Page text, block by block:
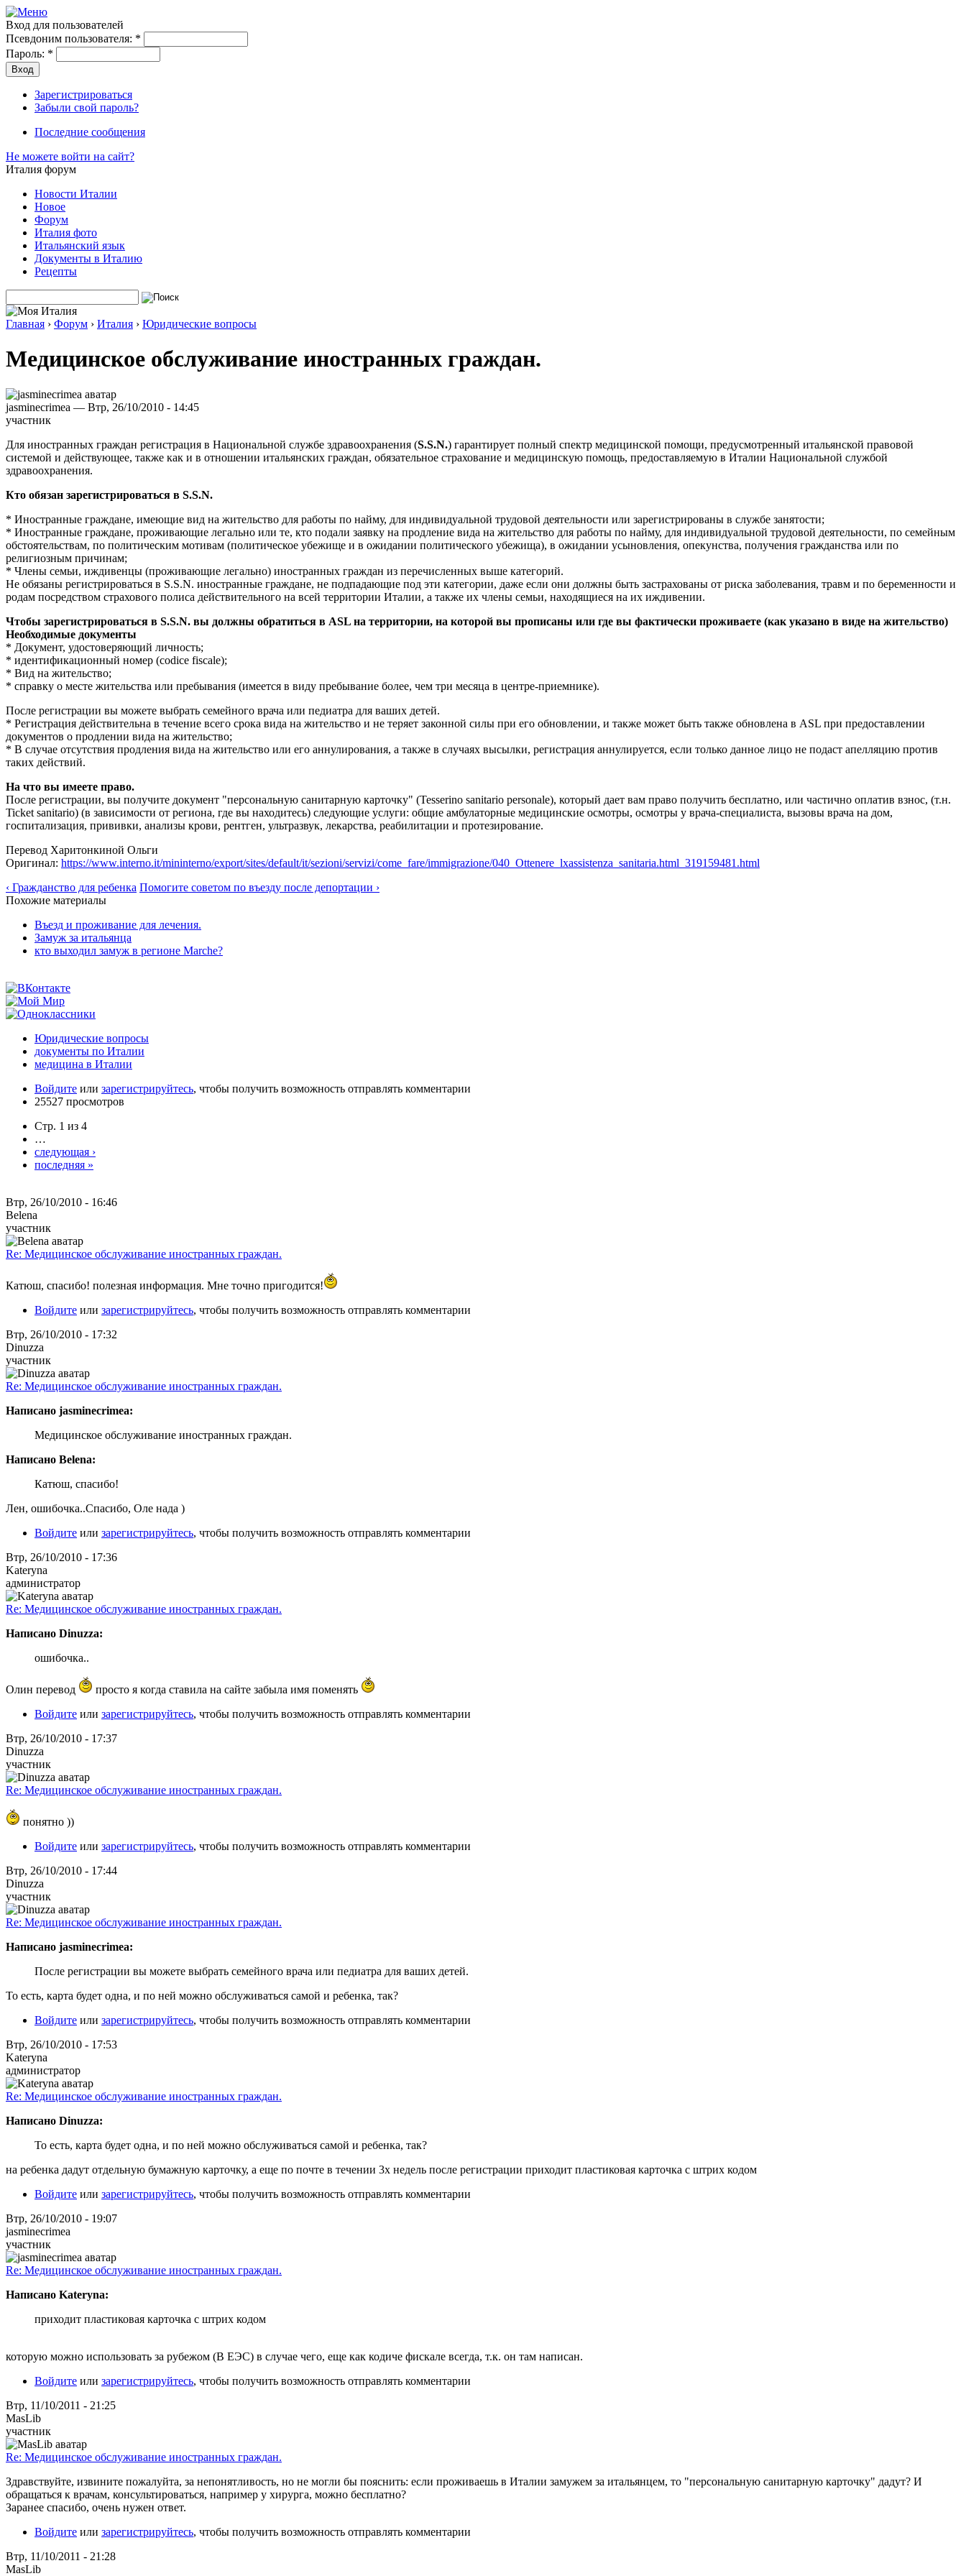
Вход для пользователей
Псевдоним пользователя: *
Пароль: *
Зарегистрироваться
Забыли свой пароль?
Последние сообщения
Не можете войти на сайт?
Италия форум
Новости Италии
Новое
Форум
Италия фото
Итальянский язык
Документы в Италию
Рецепты
Главная › Форум › Италия › Юридические вопросы
Медицинское обслуживание иностранных граждан.
jasminecrimea — Втр, 26/10/2010 - 14:45
участник
Для иностранных граждан регистрация в Национальной службе здравоохранения (S.S.N.) гарантирует полный спектр медицинской помощи, предусмотренный итальянской правовой
системой и действующее, также как и в отношении итальянских граждан, обязательное страхование и медицинскую помощь, предоставляемую в Италии Национальной службой
здравоохранения.
Кто обязан зарегистрироваться в S.S.N.
* Иностранные граждане, имеющие вид на жительство для работы по найму, для индивидуальной трудовой деятельности или зарегистрированы в службе занятости;
* Иностранные граждане, проживающие легально или те, кто подали заявку на продление вида на жительство для работы по найму, для индивидуальной трудовой деятельности, по семейным
обстоятельствам, по политическим мотивам (политическое убежище и в ожидании политического убежища), в ожидании усыновления, опекунства, получения гражданства или по
религиозным причинам;
* Члены семьи, иждивенцы (проживающие легально) иностранных граждан из перечисленных выше категорий.
Не обязаны регистрироваться в S.S.N. иностранные граждане, не подпадающие под эти категории, даже если они должны быть застрахованы от риска заболевания, травм и по беременности и
родам посредством страхового полиса действительного на всей территории Италии, а также их члены семьи, находящиеся на их иждивении.
Чтобы зарегистрироваться в S.S.N. вы должны обратиться в ASL на территории, на которой вы прописаны или где вы фактически проживаете (как указано в виде на жительство)
Необходимые документы
* Документ, удостоверяющий личность;
* идентификационный номер (codice fiscale);
* Вид на жительство;
* справку о месте жительства или пребывания (имеется в виду пребывание более, чем три месяца в центре-приемнике).
После регистрации вы можете выбрать семейного врача или педиатра для ваших детей.
* Регистрация действительна в течение всего срока вида на жительство и не теряет законной силы при его обновлении, и также может быть также обновлена в ASL при предоставлении
документов о продлении вида на жительство;
* В случае отсутствия продления вида на жительство или его аннулирования, а также в случаях высылки, регистрация аннулируется, если только данное лицо не подаст апелляцию против
таких действий.
На что вы имеете право.
После регистрации, вы получите документ "персональную санитарную карточку" (Tesserino sanitario personale), который дает вам право получить бесплатно, или частично оплатив взнос, (т.н.
Ticket sanitario) (в зависимости от региона, где вы находитесь) следующие услуги: общие амбулаторные медицинские осмотры, осмотры у врача-специалиста, вызовы врача на дом,
госпитализация, прививки, анализы крови, рентген, ультразвук, лекарства, реабилитации и протезирование.
Перевод Харитонкиной Ольги
Оригинал: https://www.interno.it/mininterno/export/sites/default/it/sezioni/servizi/come_fare/immigrazione/040_Ottenere_lxassistenza_sanitaria.html_319159481.html
‹ Гражданство для ребенка Помогите советом по въезду после депортации ›
Похожие материалы
Въезд и проживание для лечения.
Замуж за итальянца
кто выходил замуж в регионе Marche?
Юридические вопросы
документы по Италии
медицина в Италии
Войдите или зарегистрируйтесь, чтобы получить возможность отправлять комментарии
25527 просмотров
Стр. 1 из 4
…
следующая ›
последняя »
Втр, 26/10/2010 - 16:46
Belena
участник
Re: Медицинское обслуживание иностранных граждан.
Катюш, спасибо! полезная информация. Мне точно пригодится!
Войдите или зарегистрируйтесь, чтобы получить возможность отправлять комментарии
Втр, 26/10/2010 - 17:32
Dinuzza
участник
Re: Медицинское обслуживание иностранных граждан.
Написано jasminecrimea:
Медицинское обслуживание иностранных граждан.
Написано Belena:
Катюш, спасибо!
Лен, ошибочка..Спасибо, Оле нада )
Войдите или зарегистрируйтесь, чтобы получить возможность отправлять комментарии
Втр, 26/10/2010 - 17:36
Kateryna
администратор
Re: Медицинское обслуживание иностранных граждан.
Написано Dinuzza:
ошибочка..
Олин перевод
просто я когда ставила на сайте забыла имя поменять
Войдите или зарегистрируйтесь, чтобы получить возможность отправлять комментарии
Втр, 26/10/2010 - 17:37
Dinuzza
участник
Re: Медицинское обслуживание иностранных граждан.
понятно ))
Войдите или зарегистрируйтесь, чтобы получить возможность отправлять комментарии
Втр, 26/10/2010 - 17:44
Dinuzza
участник
Re: Медицинское обслуживание иностранных граждан.
Написано jasminecrimea:
После регистрации вы можете выбрать семейного врача или педиатра для ваших детей.
То есть, карта будет одна, и по ней можно обслуживаться самой и ребенка, так?
Войдите или зарегистрируйтесь, чтобы получить возможность отправлять комментарии
Втр, 26/10/2010 - 17:53
Kateryna
администратор
Re: Медицинское обслуживание иностранных граждан.
Написано Dinuzza:
То есть, карта будет одна, и по ней можно обслуживаться самой и ребенка, так?
на ребенка дадут отдельную бумажную карточку, а еще по почте в течении 3х недель после регистрации приходит пластиковая карточка с штрих кодом
Войдите или зарегистрируйтесь, чтобы получить возможность отправлять комментарии
Втр, 26/10/2010 - 19:07
jasminecrimea
участник
Re: Медицинское обслуживание иностранных граждан.
Написано Kateryna:
приходит пластиковая карточка с штрих кодом
которую можно использовать за рубежом (В ЕЭС) в случае чего, еще как кодиче фискале всегда, т.к. он там написан.
Войдите или зарегистрируйтесь, чтобы получить возможность отправлять комментарии
Втр, 11/10/2011 - 21:25
MasLib
участник
Re: Медицинское обслуживание иностранных граждан.
Здравствуйте, извините пожалуйта, за непонятливость, но не могли бы пояснить: если проживаешь в Италии замужем за итальянцем, то "персональную санитарную карточку" дадут? И
обращаться к врачам, консультироваться, например у хирурга, можно бесплатно?
Заранее спасибо, очень нужен ответ.
Войдите или зарегистрируйтесь, чтобы получить возможность отправлять комментарии
Втр, 11/10/2011 - 21:28
MasLib